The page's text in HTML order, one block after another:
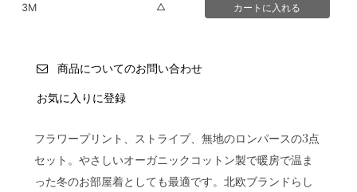
3M △
商品についてのお問い合わせ
お気に入りに登録
フラワープリント、ストライプ、無地のロンパースの3点
セット。やさしいオーガニックコットン製で暖房で温ま
った冬のお部屋着としても最適です。北欧ブランドらし